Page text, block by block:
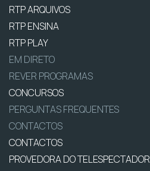
RTP ARQUIVOS
RTP ENSINA
RTP PLAY
EM DIRETO
REVER PROGRAMAS
CONCURSOS
PERGUNTAS FREQUENTES
CONTACTOS
CONTACTOS
PROVEDORA DO TELESPECTADOR